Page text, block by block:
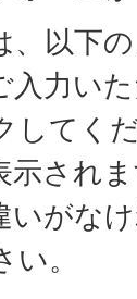
、以下
入力い
してく
示され
いがな
。